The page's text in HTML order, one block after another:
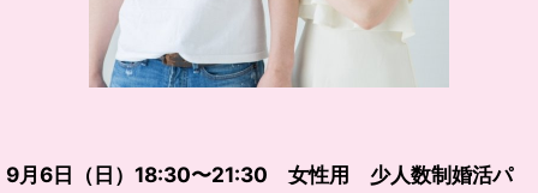
9月6日（日）18:30〜21:30 女性用 少人数制婚活パ